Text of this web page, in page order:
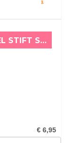
TOPMODEL TATTOO STEMPEL STIFT SASHA
€ 6,95